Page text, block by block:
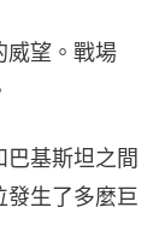
威望。戰場
基斯坦之間
發生了多麼巨